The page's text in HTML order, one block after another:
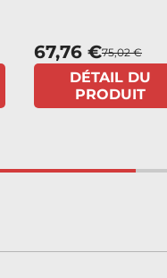
67,76 €75,02 €
DÉTAIL DU
PRODUIT